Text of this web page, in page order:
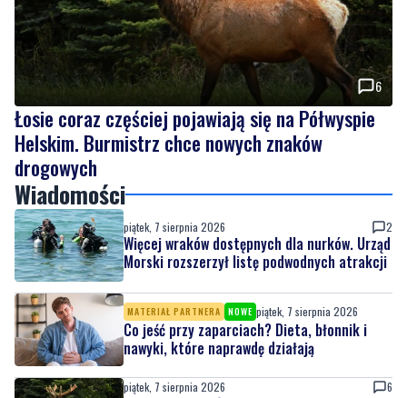
6
Łosie coraz częściej pojawiają się na Półwyspie
Helskim. Burmistrz chce nowych znaków
drogowych
Wiadomości
piątek, 7 sierpnia 2026 2
Więcej wraków dostępnych dla nurków. Urząd
Morski rozszerzył listę podwodnych atrakcji
MATERIAŁ PARTNERA NOWE piątek, 7 sierpnia 2026
Co jeść przy zaparciach? Dieta, błonnik i
nawyki, które naprawdę działają
piątek, 7 sierpnia 2026 6